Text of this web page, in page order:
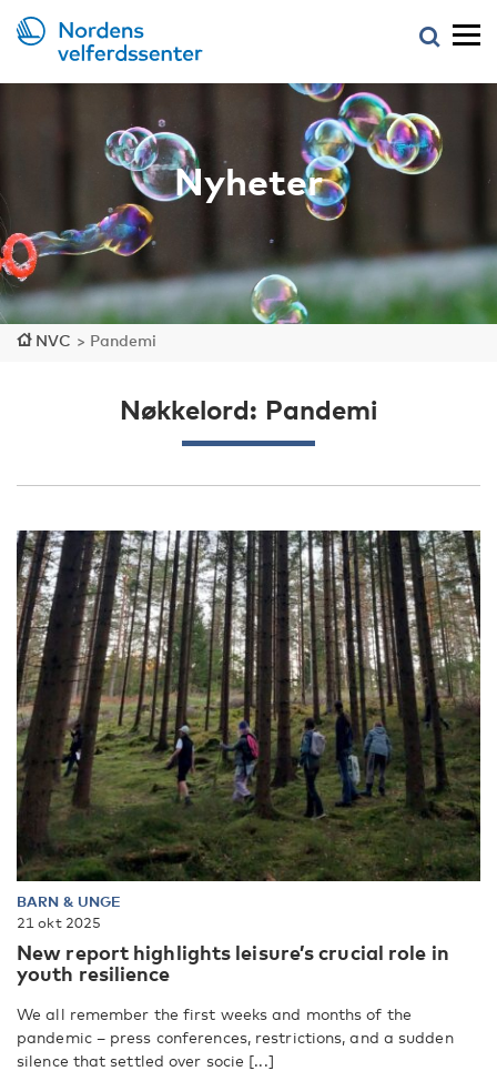
Nyheter
NVC > Pandemi
Nøkkelord: Pandemi
BARN & UNGE
21 okt 2025
New report highlights leisure’s crucial role in
youth resilience
We all remember the first weeks and months of the
pandemic – press conferences, restrictions, and a sudden
silence that settled over socie [...]